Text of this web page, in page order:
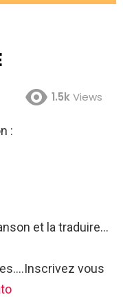
1.5kViews
:
et la traduire…
vous